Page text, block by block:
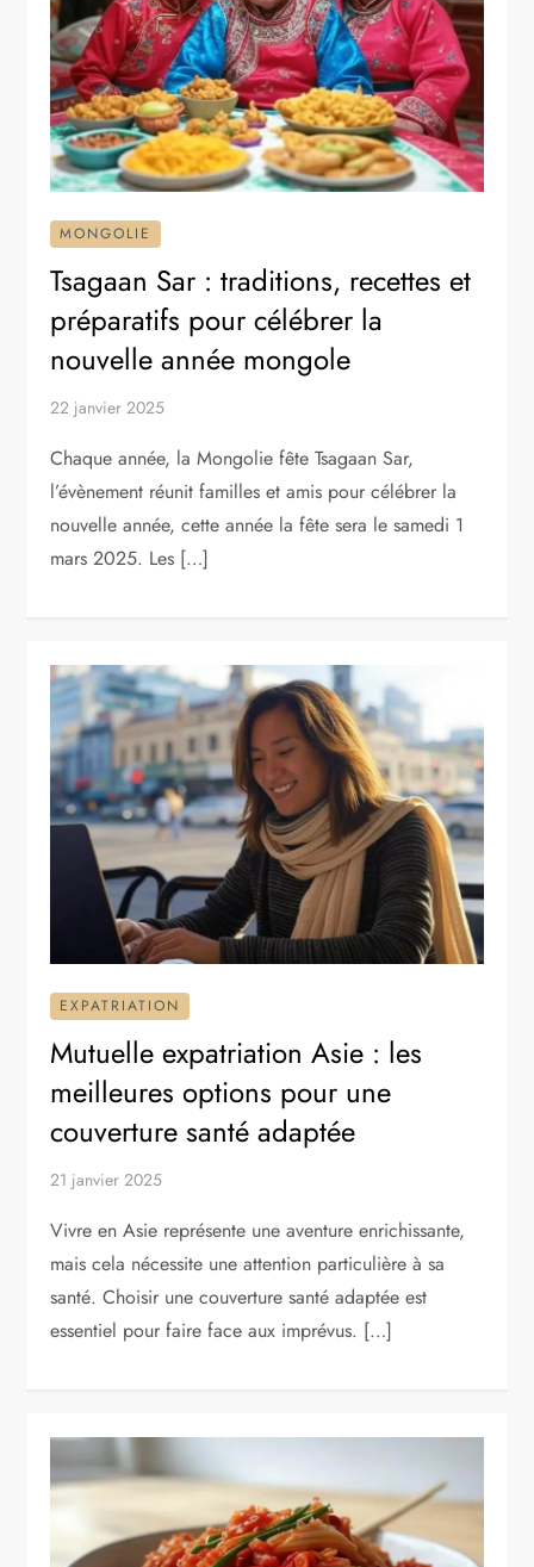
MONGOLIE
Tsagaan Sar : traditions, recettes et
préparatifs pour célébrer la
nouvelle année mongole
22 janvier 2025
Chaque année, la Mongolie fête Tsagaan Sar,
l’évènement réunit familles et amis pour célébrer la
nouvelle année, cette année la fête sera le samedi 1
mars 2025. Les […]
EXPATRIATION
Mutuelle expatriation Asie : les
meilleures options pour une
couverture santé adaptée
21 janvier 2025
Vivre en Asie représente une aventure enrichissante,
mais cela nécessite une attention particulière à sa
santé. Choisir une couverture santé adaptée est
essentiel pour faire face aux imprévus. […]